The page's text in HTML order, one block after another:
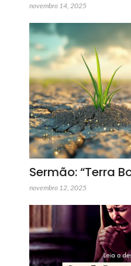
novembro 14, 2025
Sermão: “Terra
novembro 12, 2025